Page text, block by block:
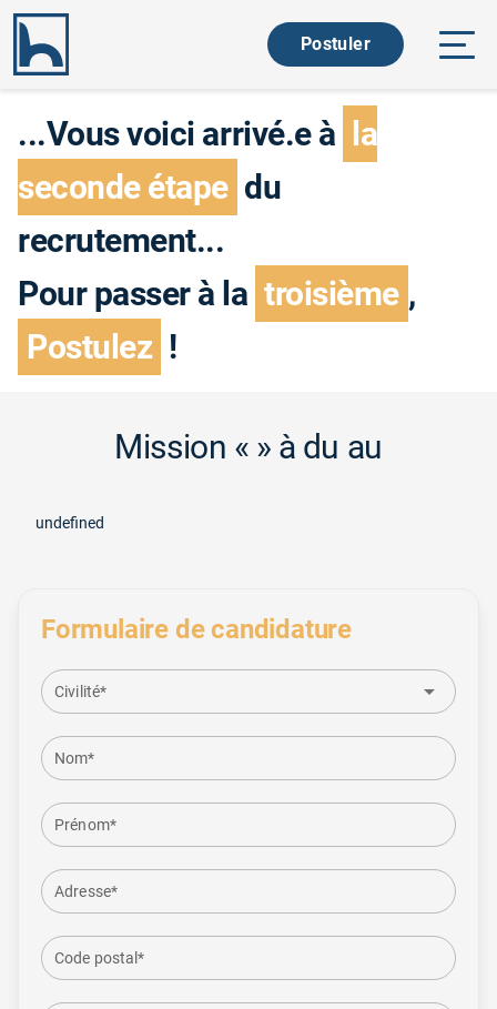
Postuler
...Vous voici arrivé.e à
la
seconde étape du
recrutement...
Pour passer à la troisième ,
Postulez !
Mission « » à du au
undefined
Formulaire de candidature
Civilité* arrow_drop_down
Nom*
Prénom*
Adresse*
Code postal*